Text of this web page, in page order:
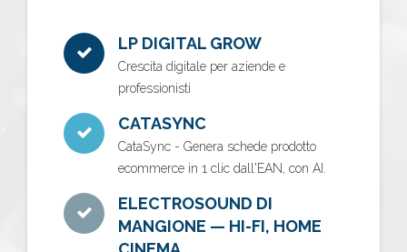
LP DIGITAL GROW
Crescita digitale per aziende e
professionisti
CATASYNC
CataSync - Genera schede prodotto
ecommerce in 1 clic dall'EAN, con AI.
ELECTROSOUND DI
MANGIONE — HI-FI, HOME